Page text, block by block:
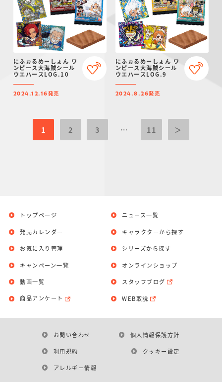
にふぉるめーしょん ワ
ンピース大海賊シール
ウエハースLOG.10
2024.12.16発売
にふぉるめーしょん ワ
ンピース大海賊シール
ウエハースLOG.9
2024.8.26発売
1 2 3 … 11 ＞
トップページ
発売カレンダー
お気に入り管理
ニュース一覧
キャラクターから探す
シリーズから探す
キャンペーン一覧
動画一覧
商品アンケート
オンラインショップ
スタッフブログ
WEB取説
お問い合わせ 個人情報保護方針
利用規約 クッキー設定
アレルギー情報